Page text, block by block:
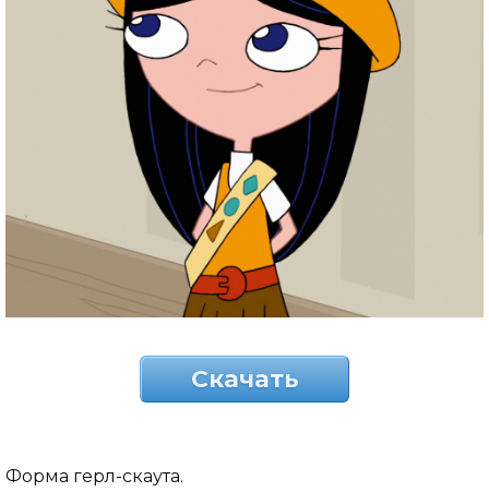
Скачать
Форма герл-скаута.